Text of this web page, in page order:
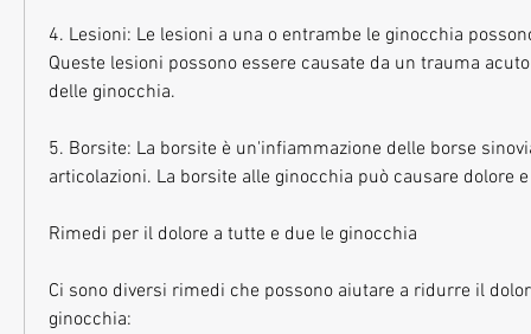
4. Lesioni: Le lesioni a una o entrambe le ginocchia
Queste lesioni possono essere causate da un trauma
delle ginocchia.
5. Borsite: La borsite è un'infiammazione delle borse
articolazioni. La borsite alle ginocchia può causare dolore
Rimedi per il dolore a tutte e due le ginocchia
Ci sono diversi rimedi che possono aiutare a ridurre il
ginocchia: